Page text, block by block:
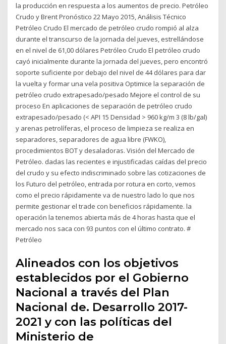
la producción en respuesta a los aumentos de precio. Petróleo
Crudo y Brent Pronóstico 22 Mayo 2015, Análisis Técnico
Petróleo Crudo El mercado de petróleo crudo rompió al alza
durante el transcurso de la jornada del jueves, estrellándose
en el nivel de 61,00 dólares Petróleo Crudo El petróleo crudo
cayó inicialmente durante la jornada del jueves, pero encontró
soporte suficiente por debajo del nivel de 44 dólares para dar
la vuelta y formar una vela positiva Optimice la separación de
petróleo crudo extrapesado/pesado Mejore el control de su
proceso En aplicaciones de separación de petróleo crudo
extrapesado/pesado (< API 15 Densidad > 960 kg/m 3 (8 lb/gal)
y arenas petrolíferas, el proceso de limpieza se realiza en
separadores, separadores de agua libre (FWKO),
procedimientos BOT y desaladoras. Visión del Mercado de
Petróleo. dadas las recientes e injustificadas caídas del precio
del crudo y su efecto indiscriminado sobre las cotizaciones de
los Futuro del petróleo, entrada por rotura en corto, vemos
como el precio rápidamente va de nuestro lado lo que nos
permite gestionar el trade con beneficios rápidamente. la
operación la tenemos abierta más de 4 horas hasta que el
mercado nos saca con 93 puntos con el último contrato. #
Petróleo
Alineados con los objetivos
establecidos por el Gobierno
Nacional a través del Plan
Nacional de. Desarrollo 2017-
2021 y con las políticas del
Ministerio de